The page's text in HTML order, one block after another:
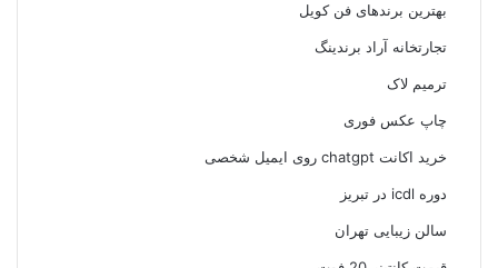
بهترین برندهای فن کویل
تجارتخانه آراد برندینگ
ترمیم لاک
چاپ عکس فوری
خرید اکانت chatgpt روی ایمیل شخصی
دوره icdl در تبریز
سالن زیبایی تهران